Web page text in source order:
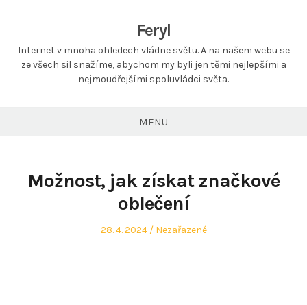
Feryl
Internet v mnoha ohledech vládne světu. A na našem webu se
ze všech sil snažíme, abychom my byli jen těmi nejlepšími a
nejmoudřejšími spoluvládci světa.
MENU
Možnost, jak získat značkové
oblečení
Posted
28. 4. 2024
Posted
Nezařazené